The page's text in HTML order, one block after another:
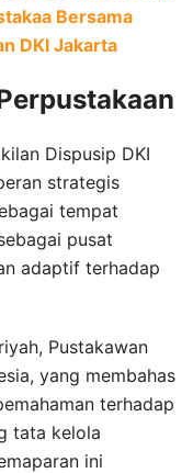
Bersama
DKI Jakarta
Dispusip DKI
strategis
tempat
pusat
adaptif terhadap
Pustakawan
yang membahas
terhadap
tata kelola
ini